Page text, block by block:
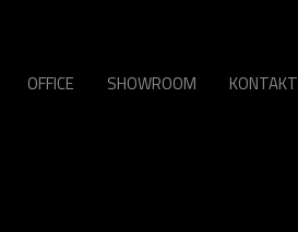
OFFICE SHOWROOM KONTAKT